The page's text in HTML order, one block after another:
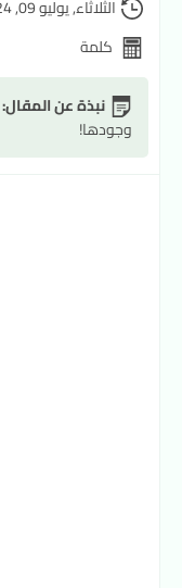
الثلاثاء, يوليو 09, 2024
كلمة
نبذة عن المقال:
وجودها!